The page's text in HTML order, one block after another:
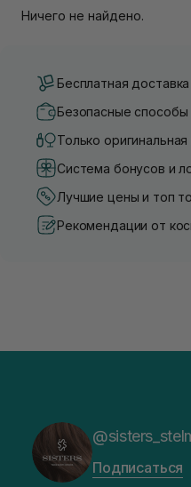
Ничего не найдено.
Бесплатная
Безопасные способы
Только
Система бонусов и
Лучшие цены и топ
Рекомендации от
Подписаться